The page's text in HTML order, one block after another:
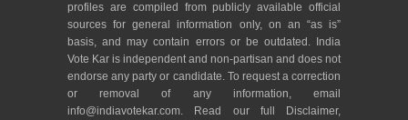
profiles are compiled from publicly available official
sources for general information only, on an “as is”
basis, and may contain errors or be outdated. India
Vote Kar is independent and non-partisan and does not
endorse any party or candidate. To request a correction
or removal of any information, email
info@indiavotekar.com. Read our full Disclaimer,